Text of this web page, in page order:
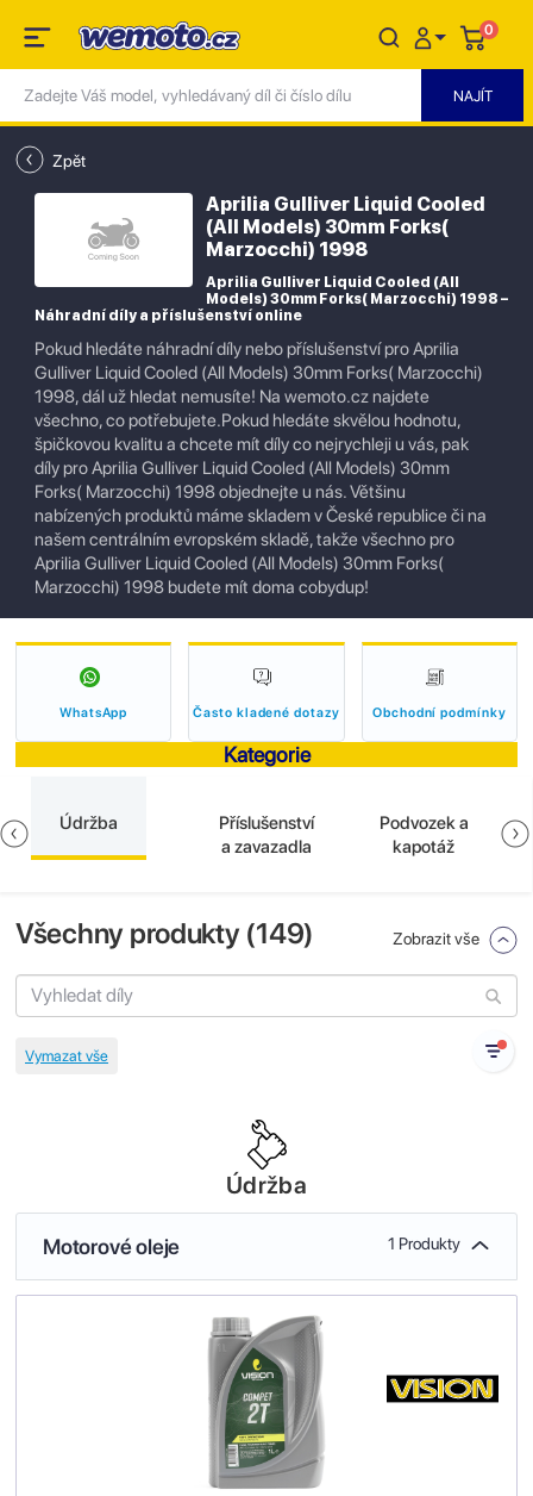
0
Zpět
Aprilia Gulliver Liquid Cooled
(All Models) 30mm Forks(
Marzocchi) 1998
Aprilia Gulliver Liquid Cooled (All
Models) 30mm Forks( Marzocchi) 1998 –
Náhradní díly a příslušenství online
Pokud hledáte náhradní díly nebo příslušenství pro Aprilia
Gulliver Liquid Cooled (All Models) 30mm Forks( Marzocchi)
1998, dál už hledat nemusíte! Na wemoto.cz najdete
všechno, co potřebujete.Pokud hledáte skvělou hodnotu,
špičkovou kvalitu a chcete mít díly co nejrychleji u vás, pak
díly pro Aprilia Gulliver Liquid Cooled (All Models) 30mm
Forks( Marzocchi) 1998 objednejte u nás. Většinu
nabízených produktů máme skladem v České republice či na
našem centrálním evropském skladě, takže všechno pro
Aprilia Gulliver Liquid Cooled (All Models) 30mm Forks(
Marzocchi) 1998 budete mít doma cobydup!
WhatsApp Často kladené dotazy Obchodní podmínky
Kategorie
Údržba
Příslušenství
a zavazadla
Podvozek a
kapotáž
Všechny produkty (149) Zobrazit vše
Údržba
Motorové oleje 1 Produkty